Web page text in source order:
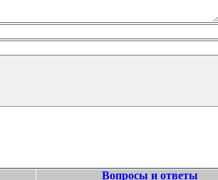
Вопросы и ответы